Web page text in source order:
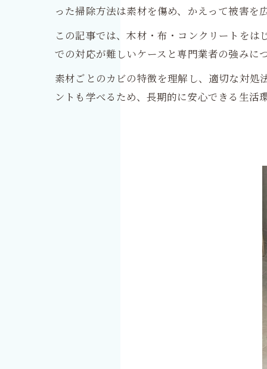
った掃除方法は素材を傷め、かえって被害を
この記事では、木材・布・コンクリートを
での対応が難しいケースと専門業者の強みに
素材ごとのカビの特徴を理解し、適切な対
ントも学べるため、長期的に安心できる生活